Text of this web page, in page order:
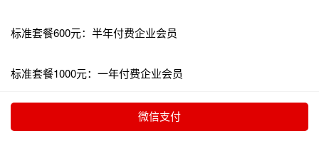
标准套餐600元：半年付费企业会员
标准套餐1000元：一年付费企业会员